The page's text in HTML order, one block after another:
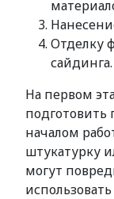
Отделку
сайдинга.
На первом
подготовить
началом
штукатурку
могут